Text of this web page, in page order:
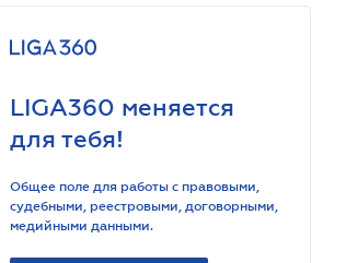
LIGA360 меняется
для тебя!
Общее поле для работы с правовыми,
судебными, реестровыми, договорными,
медийными данными.